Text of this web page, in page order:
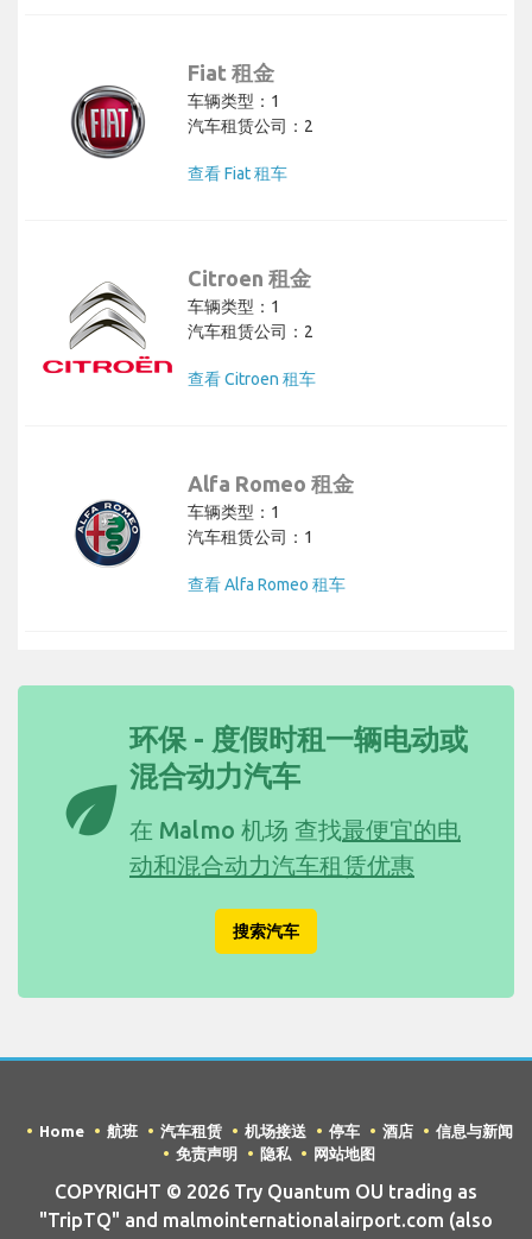
Fiat 租金
车辆类型：1
汽车租赁公司：2
查看 Fiat 租车
Citroen 租金
车辆类型：1
汽车租赁公司：2
查看 Citroen 租车
Alfa Romeo 租金
车辆类型：1
汽车租赁公司：1
查看 Alfa Romeo 租车
eco
环保 - 度假时租一辆电动或
混合动力汽车
在 Malmo 机场 查找最便宜的电
动和混合动力汽车租赁优惠
搜索汽车
Home 航班 汽车租赁 机场接送 停车 酒店
信息与新闻
免责声明
隐私 网站地图
COPYRIGHT © 2026 Try Quantum OU trading as
"TripTQ" and malmointernationalairport.com (also